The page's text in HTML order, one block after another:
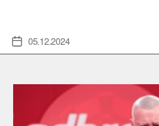
Veröffentlichungsdatum
05.12.2024